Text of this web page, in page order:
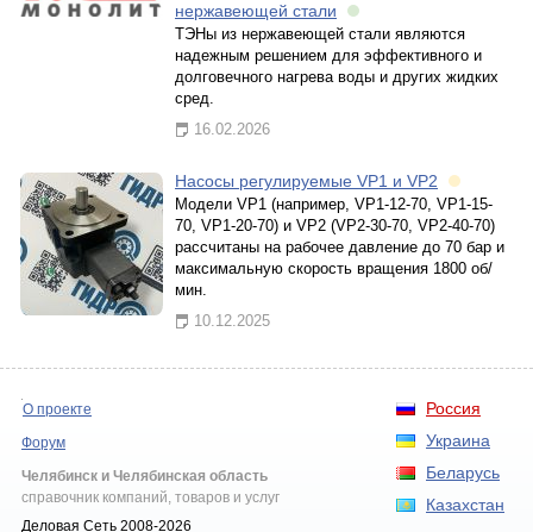
нержавеющей стали
ТЭНы из нержавеющей стали являются
надежным решением для эффективного и
долговечного нагрева воды и других жидких
сред.
16.02.2026
Насосы регулируемые VP1 и VP2
Модели VP1 (например, VP1-12-70, VP1-15-
70, VP1-20-70) и VP2 (VP2-30-70, VP2-40-70)
рассчитаны на рабочее давление до 70 бар и
максимальную скорость вращения 1800 об/
мин.
10.12.2025
Россия
Украина
Беларусь
Казахстан
О проекте
Форум
Челябинск и Челябинская область
справочник компаний, товаров и услуг
Деловая Сеть 2008-2026